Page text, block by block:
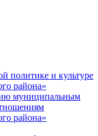
политике и культуре
района»
муниципальным
района»